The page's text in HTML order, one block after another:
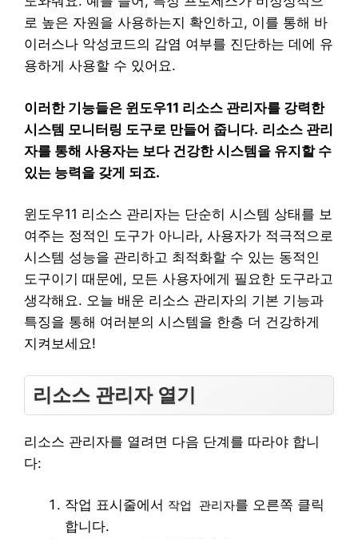
로 높은 자원을 사용하는지 확인하고, 이를 통해 바
이러스나 악성코드의 감염 여부를 진단하는 데에 유
용하게 사용할 수 있어요.
이러한 기능들은 윈도우11 리소스 관리자를 강력한
시스템 모니터링 도구로 만들어 줍니다. 리소스 관리
자를 통해 사용자는 보다 건강한 시스템을 유지할 수
있는 능력을 갖게 되죠.
윈도우11 리소스 관리자는 단순히 시스템 상태를 보
여주는 정적인 도구가 아니라, 사용자가 적극적으로
시스템 성능을 관리하고 최적화할 수 있는 동적인
도구이기 때문에, 모든 사용자에게 필요한 도구라고
생각해요. 오늘 배운 리소스 관리자의 기본 기능과
특징을 통해 여러분의 시스템을 한층 더 건강하게
지켜보세요!
리소스 관리자 열기
리소스 관리자를 열려면 다음 단계를 따라야 합니
다:
작업 표시줄에서 작업 관리자를 오른쪽 클릭
합니다.